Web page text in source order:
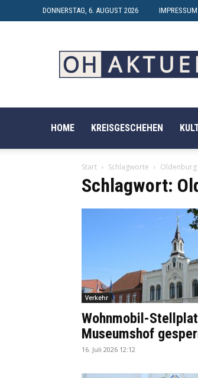
DONNERSTAG, 6. AUGUST 2026 IMPRESSUM
AKTUELL
HOME KREISGESCHEHEN
Start Schlagworte Oldenburg
Schlagwort:
Verkehr
Wohnmobil-
Museumshof
16. Juli 2026 12:12